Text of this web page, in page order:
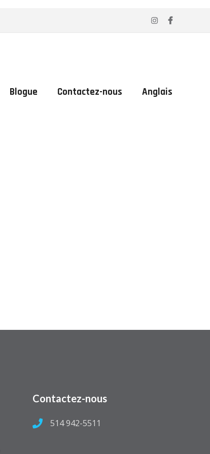
Blogue Contactez-nous Anglais
Contactez-nous
514 942-5511